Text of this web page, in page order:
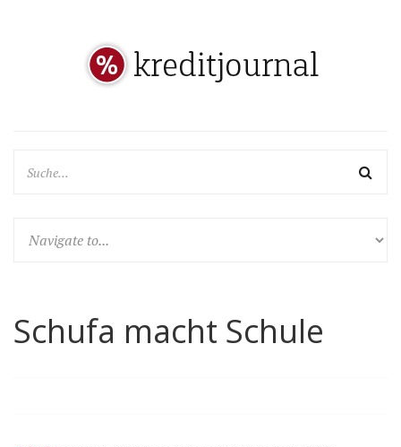
Schufa macht Schule